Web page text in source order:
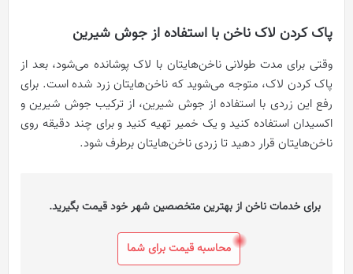
پاک کردن لاک ناخن با استفاده از جوش شیرین
وقتی برای مدت طولانی ناخن‌هایتان با لاک پوشانده می‌شود، بعد از
پاک کردن لاک، متوجه می‌شوید که ناخن‌هایتان زرد شده است. برای
رفع این زردی با استفاده از جوش شیرین، از ترکیب جوش شیرین و
اکسیدان استفاده کنید و یک خمیر تهیه کنید و برای چند دقیقه روی
ناخن‌هایتان قرار دهید تا زردی ناخن‌هایتان برطرف شود.
برای خدمات ناخن از بهترین متخصصین شهر خود قیمت بگیرید.
محاسبه قیمت برای شما